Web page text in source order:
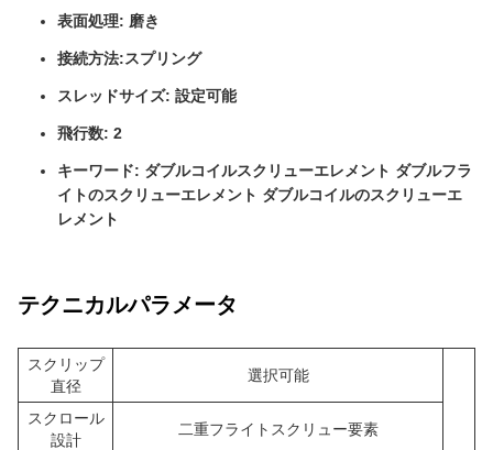
表面処理: 磨き
接続方法:スプリング
スレッドサイズ: 設定可能
飛行数: 2
キーワード: ダブルコイルスクリューエレメント ダブルフラ
イトのスクリューエレメント ダブルコイルのスクリューエ
レメント
テクニカルパラメータ
スクリップ
直径
選択可能
スクロール
設計
二重フライトスクリュー要素